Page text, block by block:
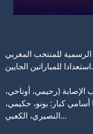
الرسمية للمنتخب المغربي
استعدادا للمباراتين الجايين.
الإصابة (رحيمي، أوناحي،
كبار: بونو، حكيمي،
النصيري، الكعبي…